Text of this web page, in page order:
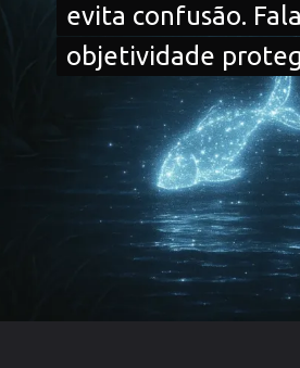
evita confusão.
objetividade
evita confusão.
objetividade